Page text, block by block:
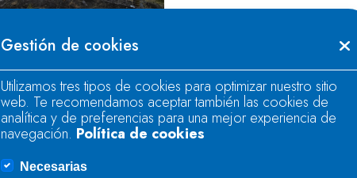
LA
ACTÚA EN EL RÍO
09 DE JUNIO, 2026
Gestión de cookies
Utilizamos tres tipos de cookies para optimizar nuestro sitio
web. Te recomendamos aceptar también las cookies de
analítica y de preferencias para una mejor experiencia de
navegación. Política de cookies
Necesarias